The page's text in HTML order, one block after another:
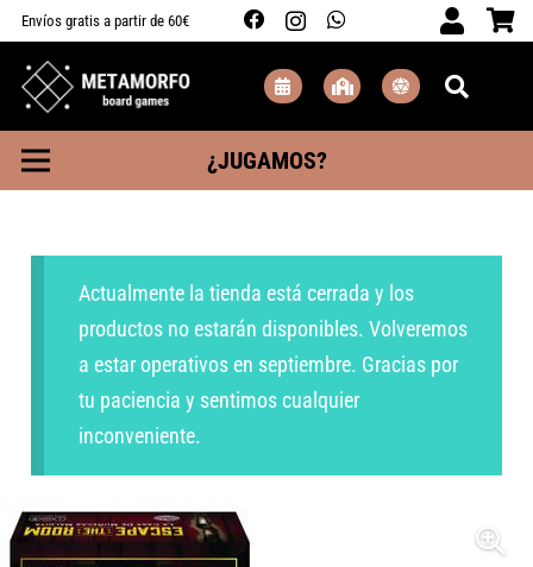
Envíos gratis a partir de 60€
¿JUGAMOS?
Actualmente la tienda está cerrada y los
productos no estarán disponibles. Volveremos
a estar operativos en septiembre. Gracias por
tu paciencia y sentimos cualquier
inconveniente.